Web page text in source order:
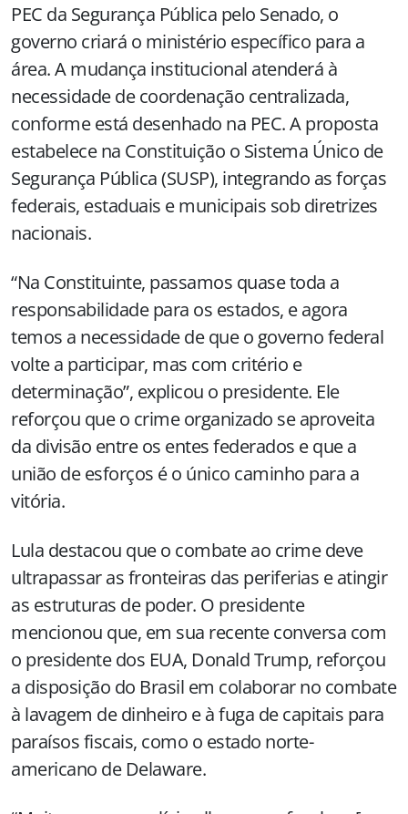
PEC da Segurança Pública pelo Senado, o
governo criará o ministério específico para a
área. A mudança institucional atenderá à
necessidade de coordenação centralizada,
conforme está desenhado na PEC. A proposta
estabelece na Constituição o Sistema Único de
Segurança Pública (SUSP), integrando as forças
federais, estaduais e municipais sob diretrizes
nacionais.
“Na Constituinte, passamos quase toda a
responsabilidade para os estados, e agora
temos a necessidade de que o governo federal
volte a participar, mas com critério e
determinação”, explicou o presidente. Ele
reforçou que o crime organizado se aproveita
da divisão entre os entes federados e que a
união de esforços é o único caminho para a
vitória.
Lula destacou que o combate ao crime deve
ultrapassar as fronteiras das periferias e atingir
as estruturas de poder. O presidente
mencionou que, em sua recente conversa com
o presidente dos EUA, Donald Trump, reforçou
a disposição do Brasil em colaborar no combate
à lavagem de dinheiro e à fuga de capitais para
paraísos fiscais, como o estado norte-
americano de Delaware.